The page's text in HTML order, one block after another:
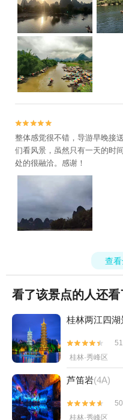


整体感觉很不错，导游早晚接
们看风景，虽然只有一天的时
处的很融洽。感谢！
查
看了该景点的人还看
桂林两江四湖


桂林·秀峰区
芦笛岩(4A)


桂林·秀峰区